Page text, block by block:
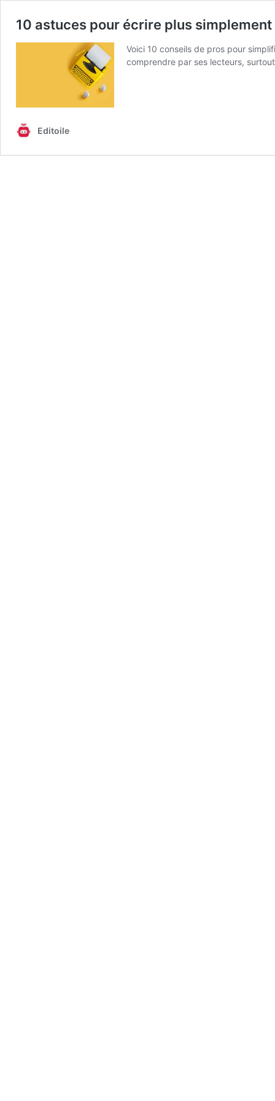
10 astuces pour écrire plus simplement
Voici 10 conseils de pros pour
comprendre par ses lecteurs,
Editoile